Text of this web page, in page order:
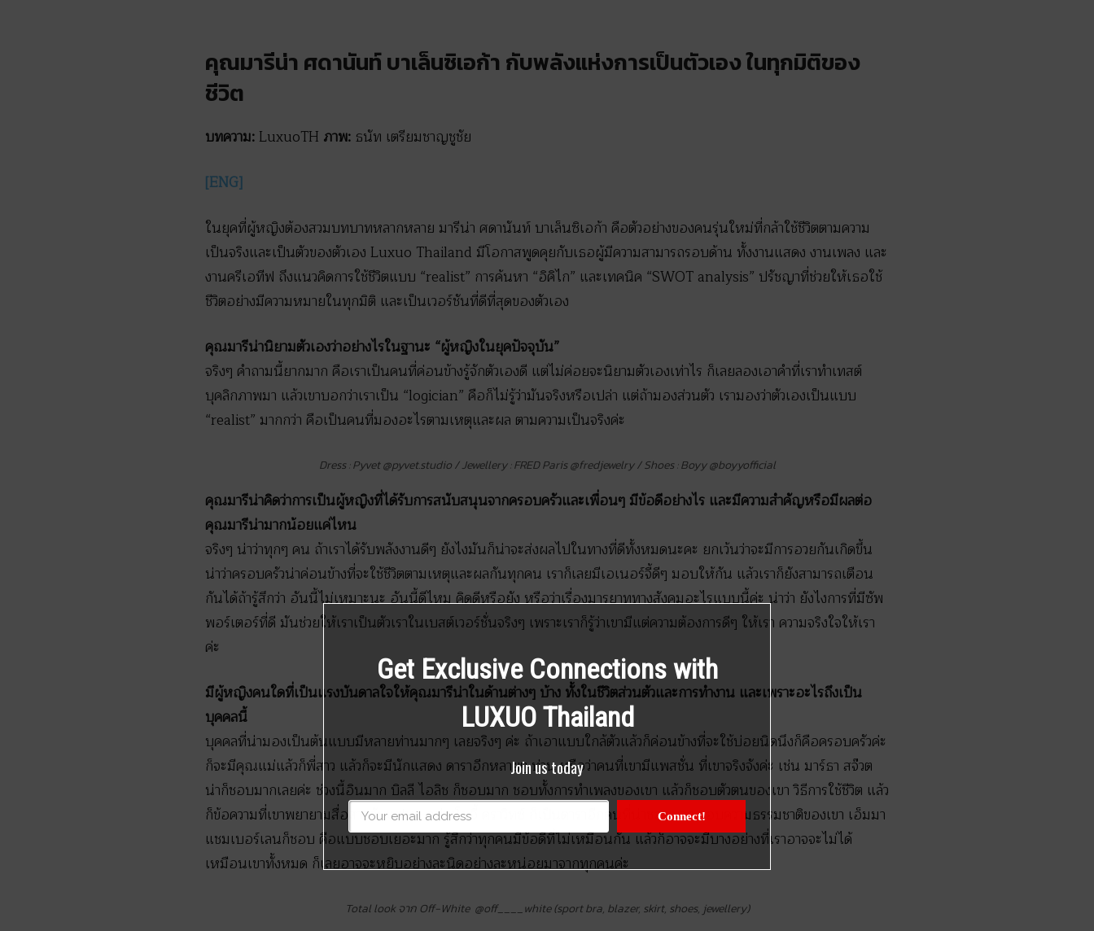
คุณมารีน่า ศดานันท์ บาเล็นซิเอก้า กับพลังแห่งการเป็นตัวเอง ในทุกมิติของ
ชีวิต
บทความ: LuxuoTH ภาพ: ธนัท เตรียมชาญชูชัย
[ENG]
ในยุคที่ผู้หญิงต้องสวมบทบาทหลากหลาย มารีน่า ศดานันท์ บาเล็นซิเอก้า คือตัวอย่างของคนรุ่นใหม่ที่กล้าใช้ชีวิตตามความ
เป็นจริงและเป็นตัวของตัวเอง Luxuo Thailand มีโอกาสพูดคุยกับเธอผู้มีความสามารถรอบด้าน ทั้งงานแสดง งานเพลง และ
งานครีเอทีฟ ถึงแนวคิดการใช้ชีวิตแบบ “realist” การค้นหา “อิคิไก” และเทคนิค “SWOT analysis” ปรัชญาที่ช่วยให้เธอใช้
ชีวิตอย่างมีความหมายในทุกมิติ และเป็นเวอร์ชันที่ดีที่สุดของตัวเอง
คุณมารีน่านิยามตัวเองว่าอย่างไรในฐานะ “ผู้หญิงในยุคปัจจุบัน”
จริงๆ คำถามนี้ยากมาก คือเราเป็นคนที่ค่อนข้างรู้จักตัวเองดี แต่ไม่ค่อยจะนิยามตัวเองเท่าไร ก็เลยลองเอาคำที่เราทำเทสต์
บุคลิกภาพมา แล้วเขาบอกว่าเราเป็น “logician” คือก็ไม่รู้ว่ามันจริงหรือเปล่า แต่ถ้ามองส่วนตัว เรามองว่าตัวเองเป็นแบบ
“realist” มากกว่า คือเป็นคนที่มองอะไรตามเหตุและผล ตามความเป็นจริงค่ะ
Dress : Pyvet @pyvet.studio / Jewellery : FRED Paris @fredjewelry / Shoes : Boyy @boyyofficial
คุณมารีน่าคิดว่าการเป็นผู้หญิงที่ได้รับการสนับสนุนจากครอบครัวและเพื่อนๆ มีข้อดีอย่างไร และมีความสำคัญหรือมีผลต่อ
คุณมารีน่ามากน้อยแค่ไหน
จริงๆ น่าว่าทุกๆ คน ถ้าเราได้รับพลังงานดีๆ ยังไงมันก็น่าจะส่งผลไปในทางที่ดีทั้งหมดนะคะ ยกเว้นว่าจะมีการอวยกันเกิดขึ้น
น่าว่าครอบครัวน่าค่อนข้างที่จะใช้ชีวิตตามเหตุและผลกันทุกคน เราก็เลยมีเอเนอร์จี้ดีๆ มอบให้กัน แล้วเราก็ยังสามารถเตือน
กันได้ถ้ารู้สึกว่า อันนี้ไม่เหมาะนะ อันนี้ดีไหม คิดดีหรือยัง หรือว่าเรื่องมารยาททางสังคมอะไรแบบนี้ค่ะ น่าว่า ยังไงการที่มีซัพ
พอร์เตอร์ที่ดี มันช่วยให้เราเป็นตัวเราในเบสต์เวอร์ชั่นจริงๆ เพราะเราก็รู้ว่าเขามีแต่ความต้องการดีๆ ให้เรา ความจริงใจให้เรา
ค่ะ
มีผู้หญิงคนใดที่เป็นแรงบันดาลใจให้คุณมารีน่าในด้านต่างๆ บ้าง ทั้งในชีวิตส่วนตัวและการทำงาน และเพราะอะไรถึงเป็น
บุคคลนี้
บุคคลที่น่ามองเป็นต้นแบบมีหลายท่านมากๆ เลยจริงๆ ค่ะ ถ้าเอาแบบใกล้ตัวแล้วก็ค่อนข้างที่จะใช้บ่อยนิดนึงก็คือครอบครัวค่ะ
ก็จะมีคุณแม่แล้วก็พี่สาว แล้วก็จะมีนักแสดง ดาราอีกหลายๆ ท่าน หรือว่าคนที่เขามีแพสชั่น ที่เขาจริงจังค่ะ เช่น มาร์ธา สจ๊วต
น่าก็ชอบมากเลยค่ะ ช่วงนี้อินมาก บิลลี ไอลิช ก็ชอบมาก ชอบทั้งการทำเพลงของเขา แล้วก็ชอบตัวตนของเขา วิธีการใช้ชีวิต แล้ว
ก็ข้อความที่เขาพยายามสื่อสารกับแฟนๆ อย่างโซอี้ คราวิทซ์ ก็เป็นดาราอีกคนที่น่าชอบมาก ชอบความธรรมชาติของเขา เอ็มมา
แชมเบอร์เลนก็ชอบ คือแบบชอบเยอะมาก รู้สึกว่าทุกคนมีข้อดีที่ไม่เหมือนกัน แล้วก็อาจจะมีบางอย่างที่เราอาจจะไม่ได้
เหมือนเขาทั้งหมด ก็เลยอาจจะหยิบอย่างละนิดอย่างละหน่อยมาจากทุกคนค่ะ
Total look จาก Off-White @off____white (sport bra, blazer, skirt, shoes, jewellery)
Get Exclusive Connections with
LUXUO Thailand
Join us today
Connect!